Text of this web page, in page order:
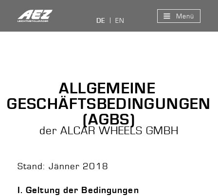
DE EN
Menü
ALLGEMEINE
GESCHÄFTSBEDINGUNGEN
(AGBS)
der ALCAR WHEELS GMBH
Stand: Jänner 2018
I. Geltung der Bedingungen